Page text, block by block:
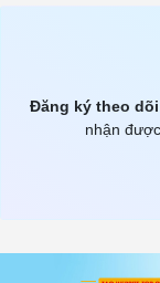
Đăng ký theo
nhận